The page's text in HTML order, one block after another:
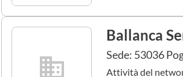
Ballanca
Sede: 53036
Attività del